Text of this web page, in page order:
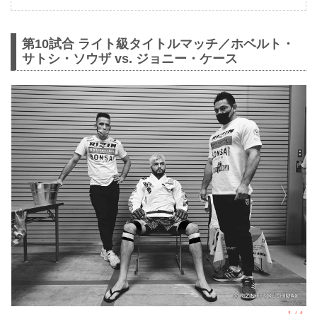
第10試合 ライト級タイトルマッチ／ホベルト・
サトシ・ソウザ vs. ジョニー・ケース